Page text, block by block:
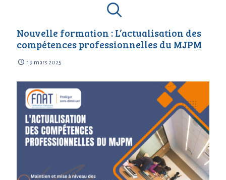
Nouvelle formation : L’actualisation des
compétences professionnelles du MJPM
19 mars 2025